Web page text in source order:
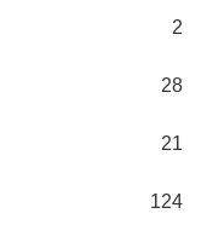
2
28
21
124